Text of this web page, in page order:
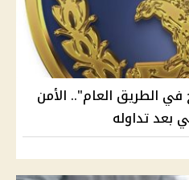
الطريق العام".. الأمن
بعد تداوله